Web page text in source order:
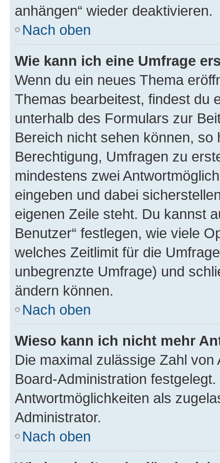
anhängen“ wieder deaktivieren.
Nach oben
Wie kann ich eine Umfrage
Wenn du ein neues Thema
Themas bearbeitest, findest du
unterhalb des Formulars zur
Bereich nicht sehen können,
Berechtigung, Umfragen zu
mindestens zwei
eingeben und dabei
eigenen Zeile steht. Du kannst
Benutzer“ festlegen, wie viele
welches Zeitlimit für die
unbegrenzte Umfrage) und
ändern können.
Nach oben
Wieso kann ich nicht mehr
Die maximal zulässige Zahl
Board-Administration
Antwortmöglichkeiten als
Administrator.
Nach oben